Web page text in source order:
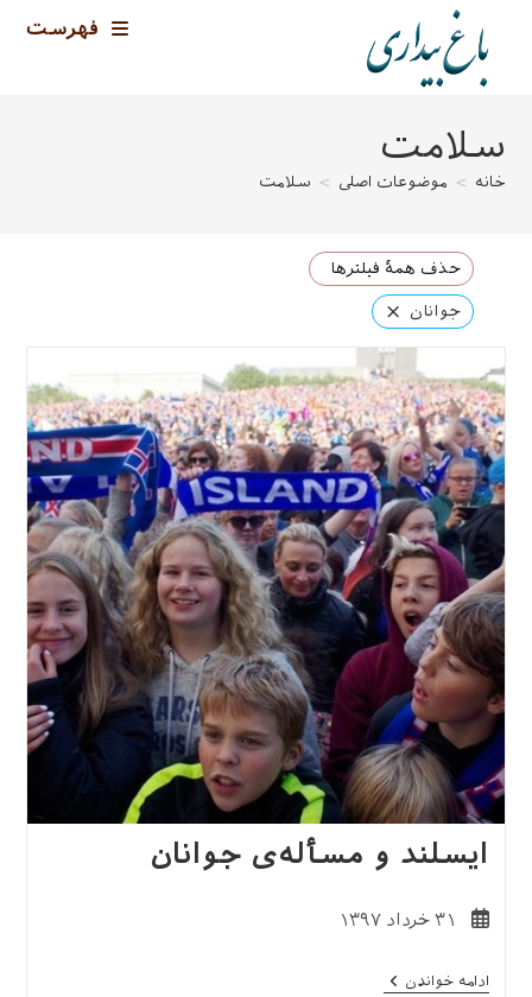
فهرست
سلامت
خانه > موضوعات اصلی > سلامت
حذف همهٔ فیلترها
جوانان ×
ایسلند و مسأله‌ی جوانان
نوشته۳۱ خرداد ۱۳۹۷
ادامه خواندنایسلند